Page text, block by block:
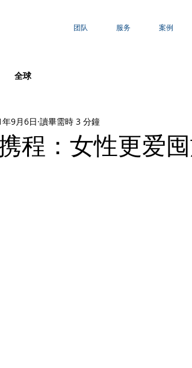
团队 服务 案例
全球
程：女性更爱
9月6日 讀畢需時 3 分鐘